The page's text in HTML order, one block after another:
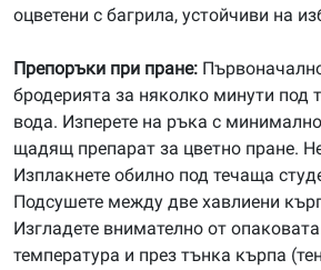
оцветени с багрила, устойчиви на
Препоръки при пране:
бродерията за няколко минути под
вода. Изперете на ръка с
щадящ препарат за цветно пране.
Изплакнете обилно под течаща
Подсушете между две хавлиени
Изгладете внимателно от
температура и през тънка кърпа